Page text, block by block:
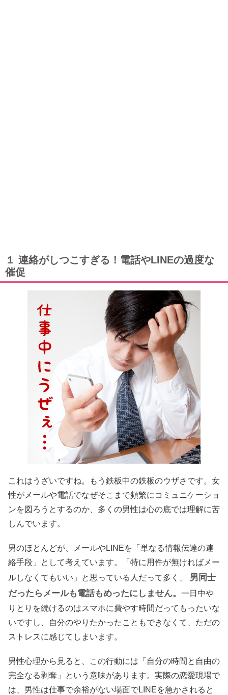
１ 連絡がしつこすぎる！電話やLINEの過度な
催促
これはうざいですね。もう鉄板中の鉄板のウザさです。女
性がメールや電話でなぜそこまで頻繁にコミュニケーショ
ンを図ろうとするのか、多くの男性は心の底では理解に苦
しんでいます。
男のほとんどが、メールやLINEを「単なる情報伝達の連
絡手段」として考えています。「特に用件が無ければメー
ルしなくてもいい」と思っている人だって多く、
男同士
だったらメールも電話もめったにしません。 一日中や
りとりを続けるのはスマホに費やす時間だってもったいな
いですし、自分のやりたかったこともできなくて、ただの
ストレスに感じてしまいます。
男性心理から見ると、この行動には「自分の時間と自由の
完全なる剥奪」という意味があります。実際の恋愛現場で
は、男性は仕事で余裕がない場面でLINEを急かされると